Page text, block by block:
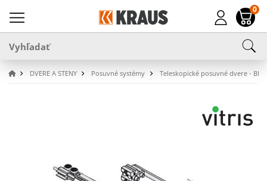
0
DVERE A STENY Posuvné systémy Teleskopické posuvné dvere - BEZ